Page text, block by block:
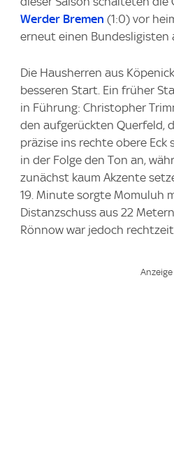
Werder Bremen (1:0) vor
erneut einen Bundesligisten
Die Hausherren aus
besseren Start. Ein früher
in Führung: Christopher
den aufgerückten Querfeld,
präzise ins rechte obere Eck
in der Folge den Ton an,
zunächst kaum Akzente
19. Minute sorgte Momuluh
Distanzschuss aus 22
Rönnow war jedoch